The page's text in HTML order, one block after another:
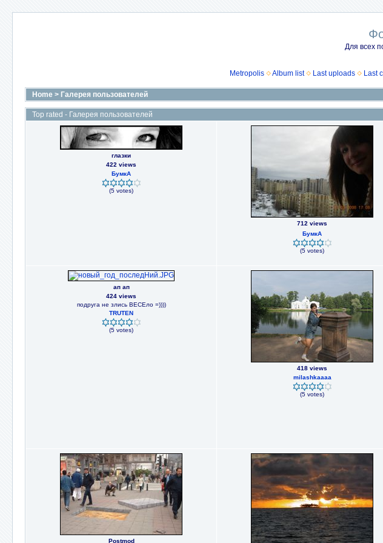
Для всех
Metropolis
Album list Last uploads Last
Home > Галерея пользователей
Top rated - Галерея пользователей
глазки
422 views
БумкА
(5 votes)
712 views
БумкА
(5 votes)
ап ап
424 views
подруга не злись ВЕСЕло =))))
TRUTEN
(5 votes)
418 views
milashkaaaa
(5 votes)
Postmod